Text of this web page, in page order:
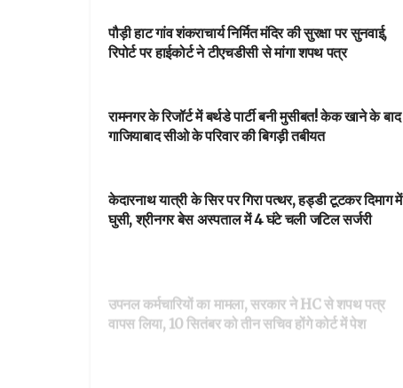
पौड़ी हाट गांव शंकराचार्य निर्मित मंदिर की सुरक्षा पर सुनवाई,
रिपोर्ट पर हाईकोर्ट ने टीएचडीसी से मांगा शपथ पत्र
रामनगर के रिजॉर्ट में बर्थडे पार्टी बनी मुसीबत! केक खाने के बाद
गाजियाबाद सीओ के परिवार की बिगड़ी तबीयत
केदारनाथ यात्री के सिर पर गिरा पत्थर, हड्डी टूटकर दिमाग में
घुसी, श्रीनगर बेस अस्पताल में 4 घंटे चली जटिल सर्जरी
वापस लिया, 10 सितंबर को तीन सचिव होंगे कोर्ट में पेश
DEHARDUN